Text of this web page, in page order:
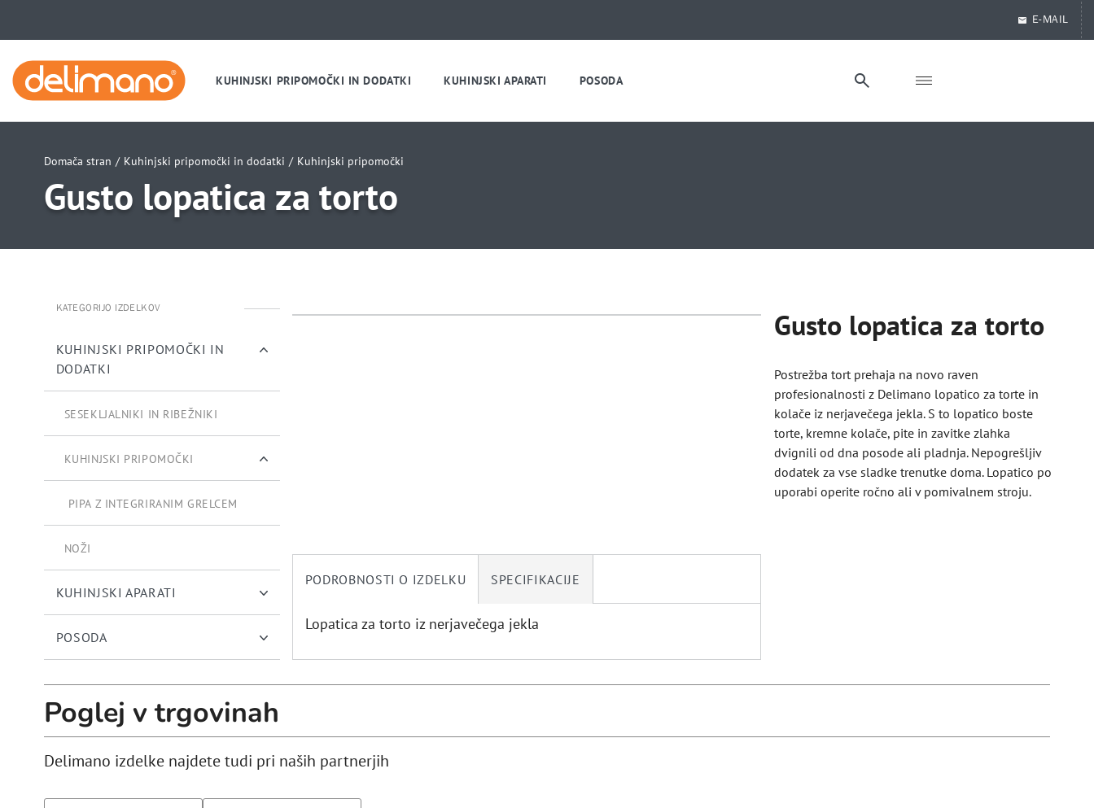
E-MAIL
KUHINJSKI PRIPOMOČKI IN DODATKI KUHINJSKI APARATI POSODA
Domača stran / Kuhinjski pripomočki in dodatki / Kuhinjski pripomočki
Gusto lopatica za torto
KATEGORIJO IZDELKOV
KUHINJSKI PRIPOMOČKI IN
DODATKI
SESEKLJALNIKI IN RIBEŽNIKI
KUHINJSKI PRIPOMOČKI
PIPA Z INTEGRIRANIM GRELCEM
NOŽI
KUHINJSKI APARATI
POSODA
uwu
uwu Gusto lopatica za torto
Postrežba tort prehaja na novo raven
profesionalnosti z Delimano lopatico za torte in
kolače iz nerjavečega jekla. S to lopatico boste
torte, kremne kolače, pite in zavitke zlahka
dvignili od dna posode ali pladnja. Nepogrešljiv
dodatek za vse sladke trenutke doma. Lopatico po
uporabi operite ročno ali v pomivalnem stroju.
PODROBNOSTI O IZDELKU SPECIFIKACIJE
Lopatica za torto iz nerjavečega jekla
Poglej v trgovinah
Delimano izdelke najdete tudi pri naših partnerjih